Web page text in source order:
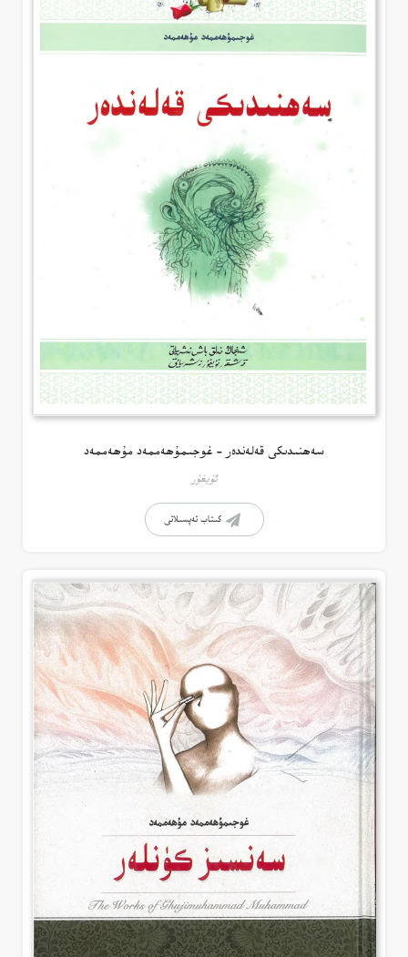
سەھنىدىكى قەلەندەر – غوجىمۇھەممەد مۇھەممەد
ئۇيغۇر
كىتاب تەپسىلاتى